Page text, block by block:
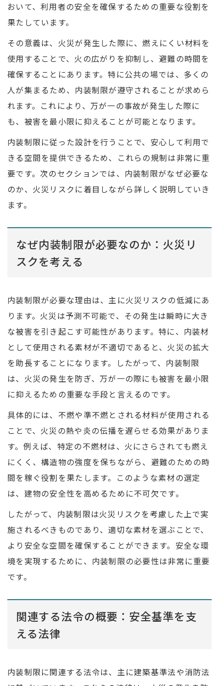
おいて、利用者の安全を確保するための重要な役割を
果たしています。
その意義は、火災が発生した際に、燃えにくい材料を
使用することで、火の広がりを抑制し、避難の時間を
確保することにあります。特に公共の場では、多くの
人が集まるため、内装制限が遵守されることが求めら
れます。これにより、万が一の事故が発生した際に
も、被害を最小限に抑えることが可能となります。
内装制限に従った設計を行うことで、安心して利用で
きる空間を提供できるため、これらの規制は非常に重
要です。次のセクションでは、内装制限がなぜ必要な
のか、火災リスクに着目しながら詳しく説明していき
ます。
なぜ内装制限が必要なのか：火災リ
スクを考える
内装制限が必要な理由は、主に火災リスクの低減にあ
ります。火災は予測不可能で、その発生は瞬時に大き
な被害を引き起こす可能性があります。特に、内装材
として使用される素材が不適切であると、火災の拡大
を助長することになります。したがって、内装制限
は、火災の発生を防ぎ、万が一の際にも被害を最小限
に抑えるための重要な手段と言えるのです。
具体的には、不燃や準不燃とされる材料が使用される
ことで、火災の熱や炎の伝播を遅らせる効果がありま
す。例えば、特定の不燃材は、火にさらされても燃え
にくく、構造物の強度を保ちながら、避難のための時
間を稼ぐ役割を果たします。このような素材の選定
は、建物の安全性を高めるために不可欠です。
したがって、内装制限は火災リスクを考慮した上で実
施されるべきものであり、適切な素材を選ぶことで、
より安全な空間を確保することができます。安全な環
境を実現するために、内装制限の必要性は非常に重要
です。
関連する法令の概要：安全基準を支
える法律
内装制限に関連する法令は、主に建築基準法や消防法